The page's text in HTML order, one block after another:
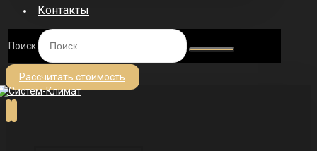
Контакты
Поиск
Рассчитать стоимость